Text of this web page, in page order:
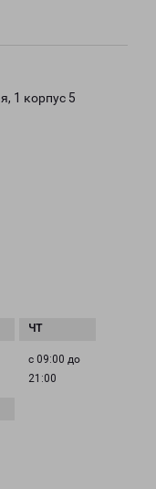
1 корпус 5
с 09:00 до
21:00